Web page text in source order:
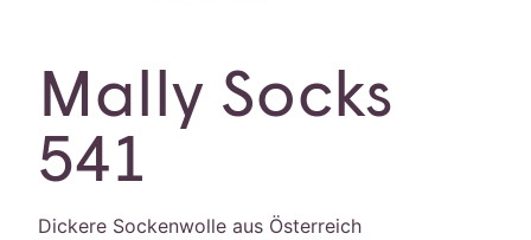
Mally Socks
541
Dickere Sockenwolle aus Österreich